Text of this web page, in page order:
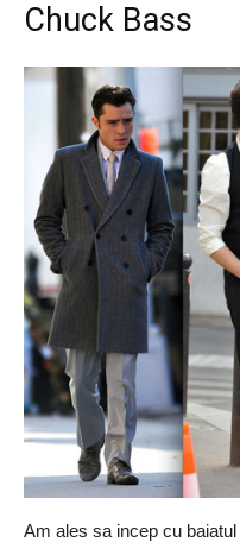
Chuck Bass
Am ales sa incep cu